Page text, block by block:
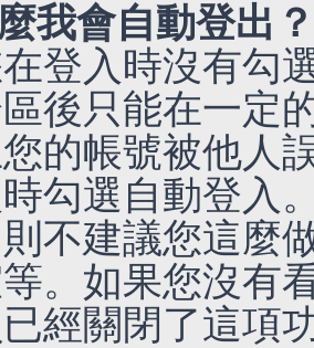
我會自動登出？
登入時沒有勾
後只能在一定
的帳號被他人
勾選自動登入
不建議您這麼
。如果您沒有
經關閉了這項